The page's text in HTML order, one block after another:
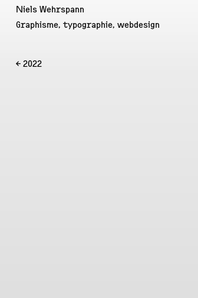
Niels Wehrspann
Graphisme, typographie, webdesign
← 2022